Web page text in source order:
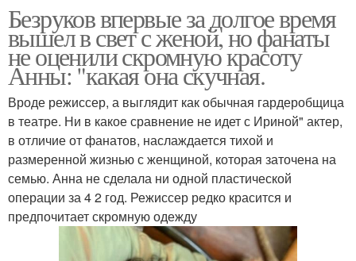
Безруков впервые за долгое время
вышел в свет с женой, но фанаты
не оценили скромную красоту
Анны: "какая она скучная.
Вроде режиссер, а выглядит как обычная гардеробщица
в театре. Ни в какое сравнение не идет с Ириной" актер,
в отличие от фанатов, наслаждается тихой и
размеренной жизнью с женщиной, которая заточена на
семью. Анна не сделала ни одной пластической
операции за 4 2 год. Режиссер редко красится и
предпочитает скромную одежду